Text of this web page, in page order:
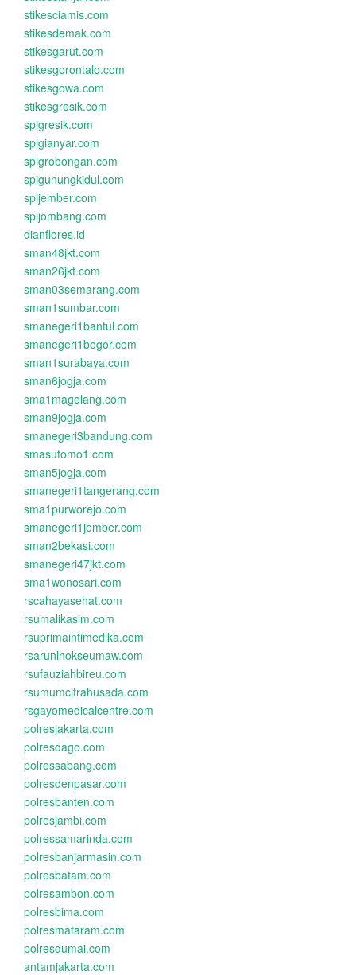
stikesciamis.com
stikesdemak.com
stikesgarut.com
stikesgorontalo.com
stikesgowa.com
stikesgresik.com
spigresik.com
spigianyar.com
spigrobongan.com
spigunungkidul.com
spijember.com
spijombang.com
dianflores.id
sman48jkt.com
sman26jkt.com
sman03semarang.com
sman1sumbar.com
smanegeri1bantul.com
smanegeri1bogor.com
sman1surabaya.com
sman6jogja.com
sma1magelang.com
sman9jogja.com
smanegeri3bandung.com
smasutomo1.com
sman5jogja.com
smanegeri1tangerang.com
sma1purworejo.com
smanegeri1jember.com
sman2bekasi.com
smanegeri47jkt.com
sma1wonosari.com
rscahayasehat.com
rsumalikasim.com
rsuprimaintimedika.com
rsarunlhokseumaw.com
rsufauziahbireu.com
rsumumcitrahusada.com
rsgayomedicalcentre.com
polresjakarta.com
polresdago.com
polressabang.com
polresdenpasar.com
polresbanten.com
polresjambi.com
polressamarinda.com
polresbanjarmasin.com
polresbatam.com
polresambon.com
polresbima.com
polresmataram.com
polresdumai.com
antamjakarta.com